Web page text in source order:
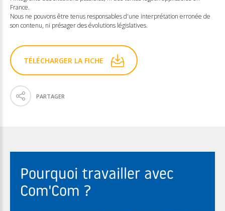
France.
Nous ne pouvons être tenus responsables d'une interprétation erronée de
son contenu, ni présager des évolutions législatives.
PARTAGER
TÉLÉCHARGER LA FICHE
Pourquoi travailler avec
Com'Com ?